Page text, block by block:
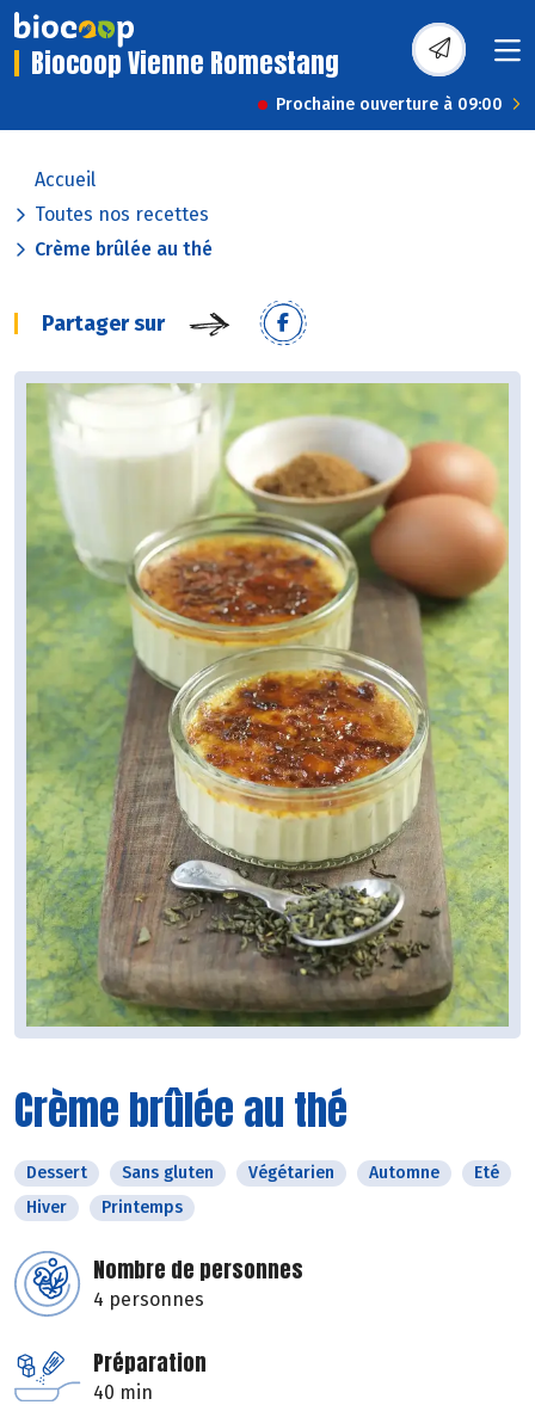
Biocoop Vienne Romestang
Prochaine ouverture à 09:00
Accueil
Toutes nos recettes
Crème brûlée au thé
Partager sur
Crème brûlée au thé
Dessert Sans gluten Végétarien Automne
Eté
Hiver
Printemps
Nombre de personnes
4 personnes
Préparation
40 min